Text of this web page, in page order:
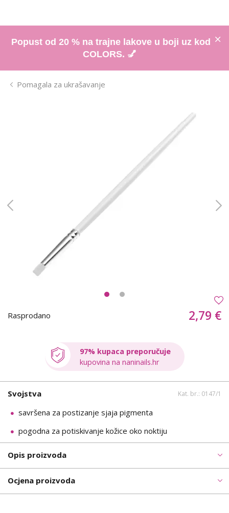
Popust od 20 % na trajne lakove u boji uz kod
COLORS. 💅
Pomagala za ukrašavanje
Rasprodano 2,79 €
97% kupaca preporučuje
kupovina na naninails.hr
Svojstva Kat. br.: 0147/1
savršena za postizanje sjaja pigmenta
pogodna za potiskivanje kožice oko noktiju
Opis proizvoda
Ocjena proizvoda